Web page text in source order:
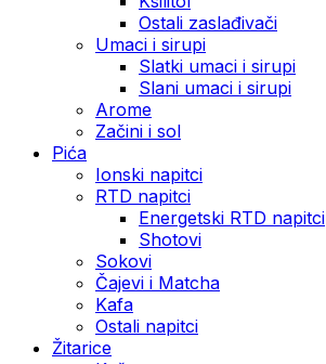
Ostali zaslađivači
Umaci i sirupi
Slatki umaci i sirupi
Slani umaci i sirupi
Arome
Začini i sol
Pića
Ionski napitci
RTD napitci
Energetski RTD napitci
Shotovi
Sokovi
Čajevi i Matcha
Kafa
Ostali napitci
Žitarice